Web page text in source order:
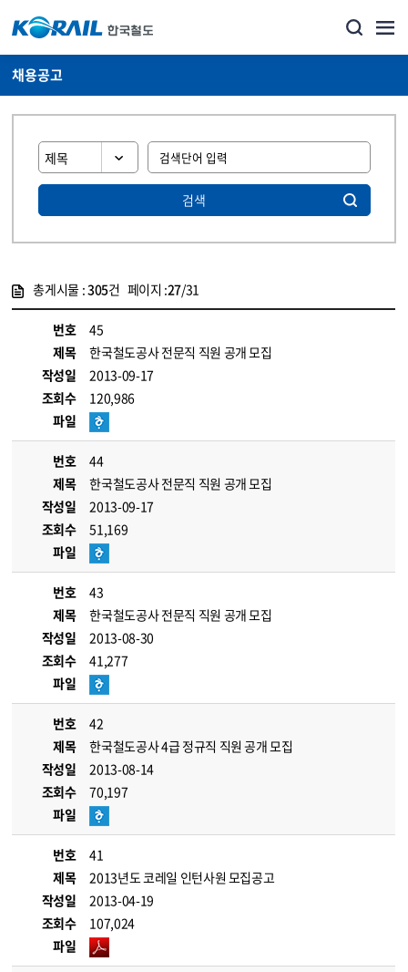
채용공고
검색
총게시물 :305건 페이지 :27/31
번호
45
제목
한국철도공사 전문직 직원 공개 모집
작성일
2013-09-17
조회수
120,986
파일
번호
44
제목
한국철도공사 전문직 직원 공개 모집
작성일
2013-09-17
조회수
51,169
파일
번호
43
제목
한국철도공사 전문직 직원 공개 모집
작성일
2013-08-30
조회수
41,277
파일
번호
42
제목
한국철도공사 4급 정규직 직원 공개 모집
작성일
2013-08-14
조회수
70,197
파일
번호
41
제목
2013년도 코레일 인턴사원 모집공고
작성일
2013-04-19
조회수
107,024
파일